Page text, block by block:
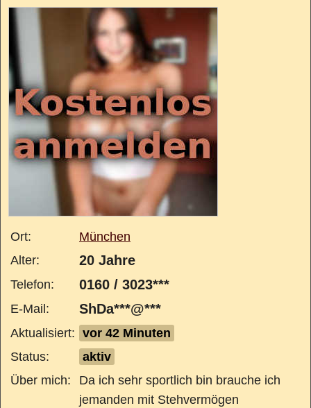
Ort:
München
Alter:
20 Jahre
Telefon: 0160 / 3023***
E-Mail: ShDa***@***
Aktualisiert: vor 42 Minuten
Status:
aktiv
Über mich:
Da ich sehr sportlich bin brauche ich
jemanden mit Stehvermögen